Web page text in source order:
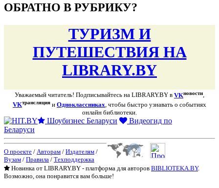
ОБРАТНО В РУБРИКУ?
ТУРИЗМ И
ПУТЕШЕСТВИЯ НА
LIBRARY.BY
Уважаемый читатель! Подписывайтесь на LIBRARY.BY в VKновости,
VKтрансляция и Одноклассниках , чтобы быстро узнавать о событиях
онлайн библиотеки.
Шоубизнес Беларуси
Видеогид по
Беларуси
О проекте / Авторам / Издателям /
Вузам / Правила / Техподдержка
Новинка от LIBRARY.BY - платформа для авторов BIBLIOTEKA.BY.
Возможно, она понравится вам больше!